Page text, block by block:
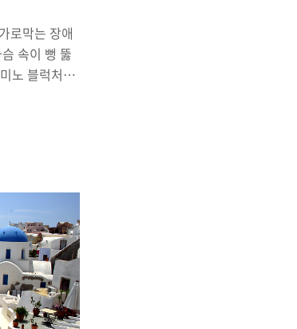
로막는 장애
속이 뻥 뚫
노 블럭처럼
고 싶다는
초원. 테를지
초원에서 말
의 품에 안
우리가 생각